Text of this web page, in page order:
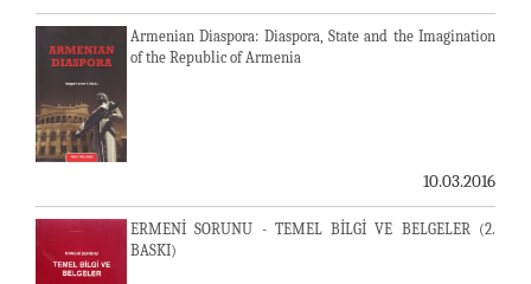
Armenian Diaspora: Diaspora, State and the Imagination
of the Republic of Armenia
10.03.2016
ERMENİ SORUNU - TEMEL BİLGİ VE BELGELER (2.
BASKI)